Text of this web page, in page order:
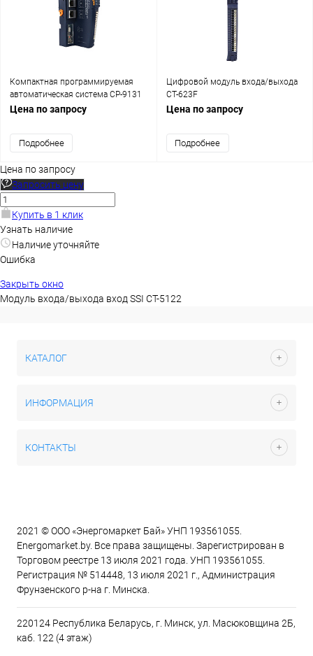
Компактная программируемая
автоматическая система CP-9131
Цена по запросу
Подробнее
Цифровой модуль входа/выхода
CT-623F
Цена по запросу
Подробнее
Цена по запросу
Запросить цену
Купить в 1 клик
Узнать наличие
Наличие уточняйте
Ошибка
Закрыть окно
Модуль входа/выхода вход SSI CT-5122
КАТАЛОГ
ИНФОРМАЦИЯ
КОНТАКТЫ
2021 © ООО «Энергомаркет Бай» УНП 193561055.
Energomarket.by. Все права защищены. Зарегистрирован в
Торговом реестре 13 июля 2021 года. УНП 193561055.
Регистрация № 514448, 13 июля 2021 г., Администрация
Фрунзенского р-на г. Минска.
220124 Республика Беларусь, г. Минск, ул. Масюковщина 2Б,
каб. 122 (4 этаж)